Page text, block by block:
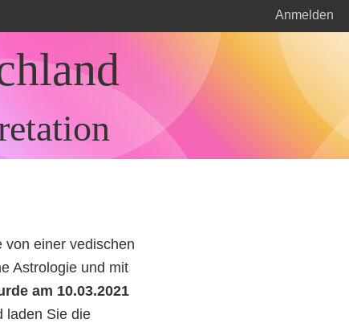
Anmelden
von einer vedischen
Astrologie und mit
am 10.03.2021
laden Sie die